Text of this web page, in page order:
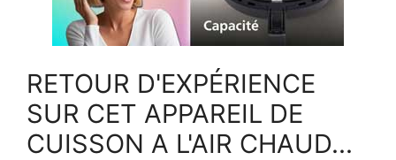
RETOUR D'EXPÉRIENCE
SUR CET APPAREIL DE
CUISSON A L'AIR CHAUD...